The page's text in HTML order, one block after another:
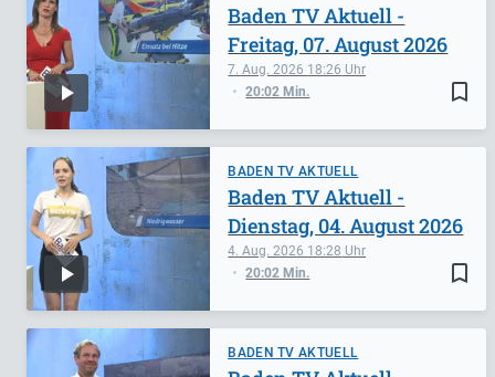
bookmark_border
7. Aug. 2026 18:26
20:02 Min.
Baden TV Aktuell -
Freitag, 07. August 2026
BADEN TV AKTUELL
bookmark_border
4. Aug. 2026 18:28
20:02 Min.
Baden TV Aktuell -
Dienstag, 04. August 2026
BADEN TV AKTUELL